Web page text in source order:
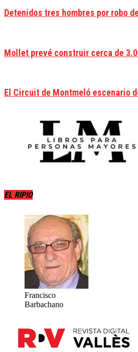
Detenidos tres hombres por robo
Mollet prevé construir cerca de
El Circuit de Montmeló escenario
EL RIPIO
Francisco
Barbachano